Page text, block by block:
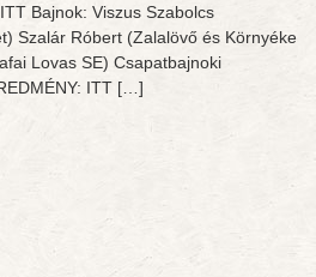
Bajnok: Viszus Szabolcs
Szalár Róbert (Zalalövő és Környéke
Lovas SE) Csapatbajnoki
ITT […]